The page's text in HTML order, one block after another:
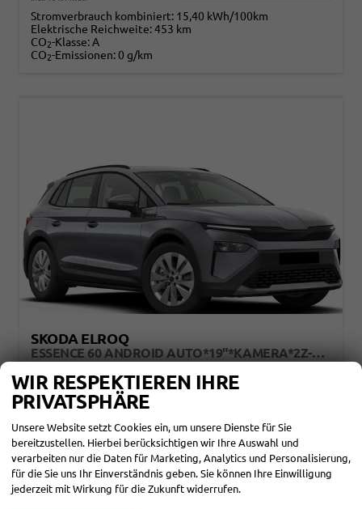
Stromverbrauch kombiniert: 15,40 kWh/100km
Elektrische Reichweite:453 km
CO2-Klasse:A
CO2-Emissionen:0 g/km
SKODA ELROQ
ESSENCE 60 ANDROID AUTO*19"*KAMERA*2Z-KLIMAAUTO*TOTWINKEL*LED*TEMPOMAT
Fahrzeugnr. 864830
Leistung 140 kW (190 PS) Kilometerstand 25 km
35.690,– €
incl. 19% MwSt.
DETAILS
Stromverbrauch kombiniert: 15,40 kWh/100km
WIR RESPEKTIEREN IHRE
PRIVATSPHÄRE
Unsere Website setzt Cookies ein, um unsere Dienste für Sie
bereitzustellen. Hierbei berücksichtigen wir Ihre Auswahl und
verarbeiten nur die Daten für Marketing, Analytics und Personalisierung,
für die Sie uns Ihr Einverständnis geben. Sie können Ihre Einwilligung
jederzeit mit Wirkung für die Zukunft widerrufen.